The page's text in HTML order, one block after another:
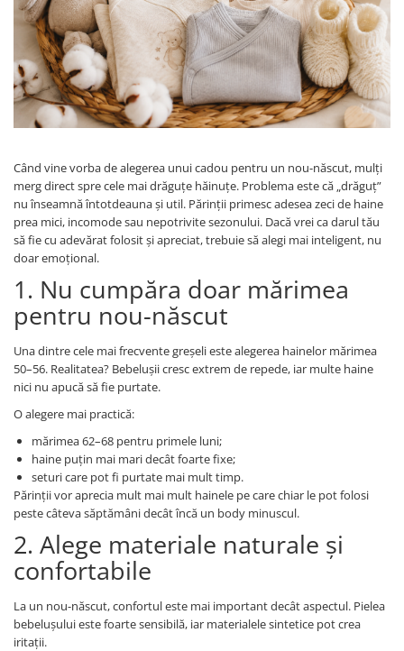
Bluze, pieptarase, mentite
Veste bebe
Rochite bebeluse
Ciorapi
Bluze si pulovere
Babetele
Hainute bumbac organic
Bluze, pieptarase, mentite
Veste bebe
Ciorapi
Pantaloni de exterior
Babetele
Hainute bumbac organic
Cos depozitare jucarii
Articole mamici
Jocuri educative si de societate
Jucarii tip Montessori
Masinute electrice
Mingii
Jucarii de nisip
Table de scris
Trotinete si biciclete
Carucioare papusi
Adidasi
Incaltaminte de panza
Când vine vorba de alegerea unui cadou pentru un nou-născut, mulți
merg direct spre cele mai drăguțe hăinuțe. Problema este că „drăguț”
nu înseamnă întotdeauna și util. Părinții primesc adesea zeci de haine
prea mici, incomode sau nepotrivite sezonului. Dacă vrei ca darul tău
să fie cu adevărat folosit și apreciat, trebuie să alegi mai inteligent, nu
doar emoțional.
1. Nu cumpăra doar mărimea
pentru nou-născut
Una dintre cele mai frecvente greșeli este alegerea hainelor mărimea
50–56. Realitatea? Bebelușii cresc extrem de repede, iar multe haine
nici nu apucă să fie purtate.
O alegere mai practică:
mărimea 62–68 pentru primele luni;
haine puțin mai mari decât foarte fixe;
seturi care pot fi purtate mai mult timp.
Părinții vor aprecia mult mai mult hainele pe care chiar le pot folosi
peste câteva săptămâni decât încă un body minuscul.
2. Alege materiale naturale și
confortabile
La un nou-născut, confortul este mai important decât aspectul. Pielea
bebelușului este foarte sensibilă, iar materialele sintetice pot crea
iritații.